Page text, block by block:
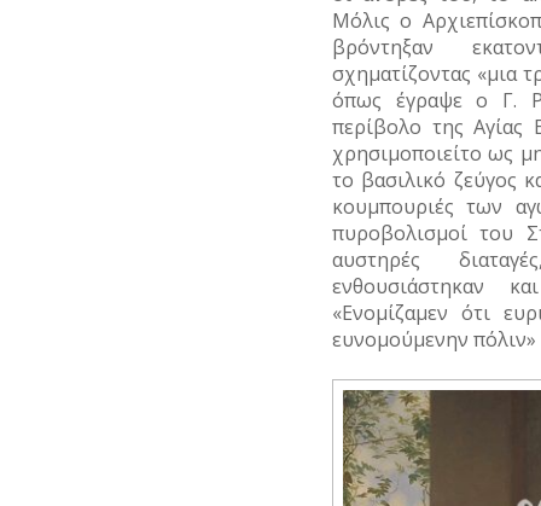
Μόλις ο
βρόντηξαν
σχηματίζοντας «μια
όπως έγραψε ο Γ.
περίβολο της Αγίας
χρησιμοποιείτο ως
το βασιλικό ζεύγος
κουμπουριές των
πυροβολισμοί του
αυστηρές
ενθουσιάστηκαν
«Ενομίζαμεν ότι
ευνομούμενην